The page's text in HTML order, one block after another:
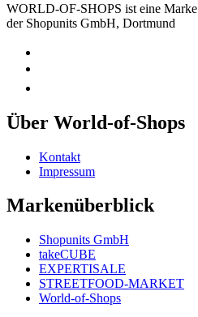
WORLD-OF-SHOPS ist eine Marke
der Shopunits GmbH, Dortmund
Über World-of-Shops
Kontakt
Impressum
Markenüberblick
Shopunits GmbH
takeCUBE
EXPERTISALE
STREETFOOD-MARKET
World-of-Shops